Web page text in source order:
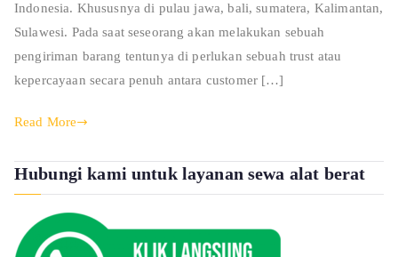
Indonesia. Khususnya di pulau jawa, bali, sumatera, Kalimantan,
Sulawesi. Pada saat seseorang akan melakukan sebuah
pengiriman barang tentunya di perlukan sebuah trust atau
kepercayaan secara penuh antara customer […]
Read More
Hubungi kami untuk layanan sewa alat berat